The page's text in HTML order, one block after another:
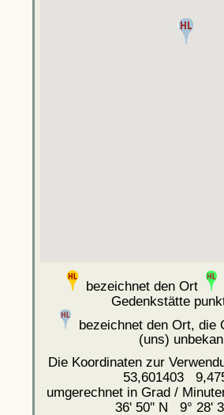
bezeichnet den Ort
Gedenkstätte
bezeichnet den Ort, die
(uns)
Die Koordinaten zur
53,601403
umgerechnet in Grad /
36' 50'' N 9° 28'